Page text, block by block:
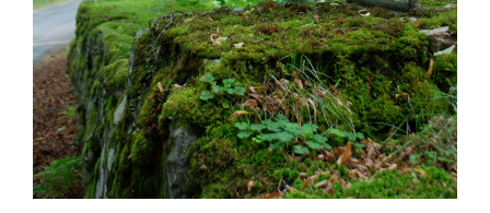
du surfar ökar du
chansen att få se
personligt anpassat
innehåll och
erbjudanden.